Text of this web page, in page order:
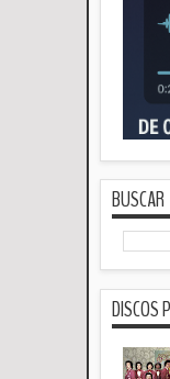
BUSCAR
DISCOS